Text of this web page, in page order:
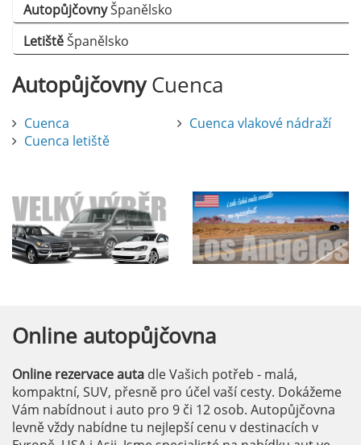
AutopůjčovnyŠpanělsko
LetištěŠpanělsko
AutopůjčovnyCuenca
Cuenca
Cuenca letiště
Cuenca vlakové nádraží
Online autopůjčovna
Online rezervace auta dle Vašich potřeb - malá,
kompaktní, SUV, přesně pro účel vaší cesty. Dokážeme
Vám nabídnout i auto pro 9 či 12 osob. Autopůjčovna
levně vždy nabídne tu nejlepší cenu v destinacích v